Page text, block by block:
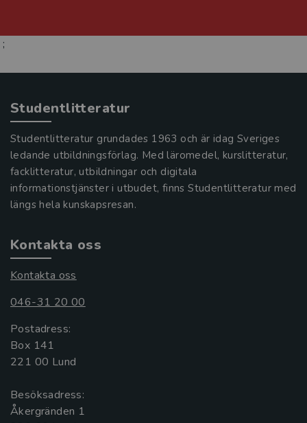
;
Studentlitteratur
Studentlitteratur grundades 1963 och är idag Sveriges
ledande utbildningsförlag. Med läromedel, kurslitteratur,
facklitteratur, utbildningar och digitala
informationstjänster i utbudet, finns Studentlitteratur med
längs hela kunskapsresan.
Kontakta oss
Kontakta oss
046-31 20 00
Postadress:
Box 141
221 00 Lund
Besöksadress:
Åkergränden 1